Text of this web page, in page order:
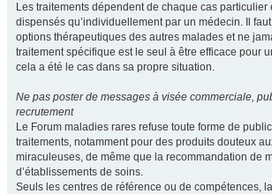
Les traitements dépendent de chaque cas particulier
dispensés qu’individuellement par un médecin. Il
options thérapeutiques des autres malades et ne
traitement spécifique est le seul à être efficace pour
cela a été le cas dans sa propre situation.
Ne pas poster de messages à visée commerciale,
recrutement
Le Forum maladies rares refuse toute forme de
traitements, notamment pour des produits douteux
miraculeuses, de même que la recommandation de
d’établissements de soins.
Seuls les centres de référence ou de compétences,